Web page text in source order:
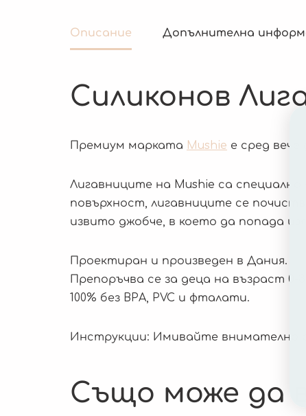
Описание Допълнителна
Силиконов
Премиум марката Mushie е сред
Лигавниците на Mushie са
повърхност, лигавниците се
извито джобче, в което да попада
Проектиран и произведен в Дания.
Препоръчва се за деца на възраст 0-3
100% без BPA, PVC и фталати.
Инструкции: Имивайте внимателно
Също може да